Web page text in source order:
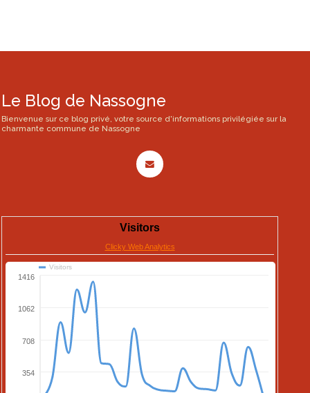
Le Blog de Nassogne
Bienvenue sur ce blog privé, votre source d'informations privilégiée sur la
charmante commune de Nassogne